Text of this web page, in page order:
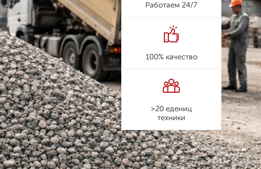
Работаем 24/7
100% качество
>20 едениц
техники